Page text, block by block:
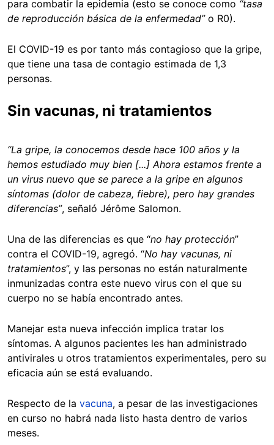
para combatir la epidemia (esto se conoce como “tasa
de reproducción básica de la enfermedad”o R0).
El COVID-19 es por tanto más contagioso que la gripe,
que tiene una tasa de contagio estimada de 1,3
personas.
Sin vacunas, ni tratamientos
“La gripe, la conocemos desde hace 100 años y la
hemos estudiado muy bien [...] Ahora estamos frente a
un virus nuevo que se parece a la gripe en algunos
síntomas (dolor de cabeza, fiebre), pero hay grandes
diferencias”, señaló Jérôme Salomon.
Una de las diferencias es que “no hay protección”
contra el COVID-19, agregó. “No hay vacunas, ni
tratamientos”, y las personas no están naturalmente
inmunizadas contra este nuevo virus con el que su
cuerpo no se había encontrado antes.
Manejar esta nueva infección implica tratar los
síntomas. A algunos pacientes les han administrado
antivirales u otros tratamientos experimentales, pero su
eficacia aún se está evaluando.
Respecto de la vacuna, a pesar de las investigaciones
en curso no habrá nada listo hasta dentro de varios
meses.